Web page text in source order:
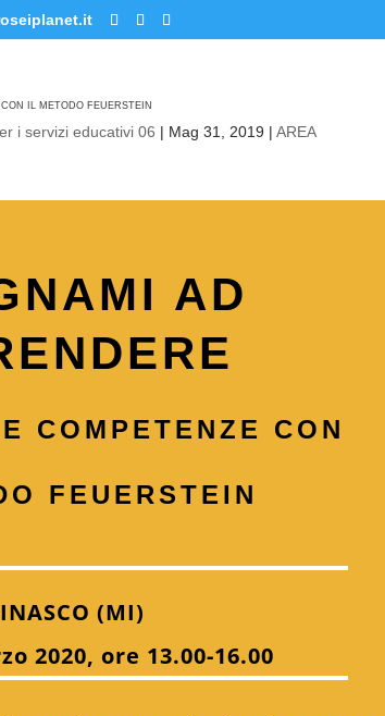
IL METODO FEUERSTEIN
i servizi educativi 06 | Mag 31, 2019 |AREA
AD
COMPETENZE CON
FEUERSTEIN
(MI)
2020, ore 13.00-16.00